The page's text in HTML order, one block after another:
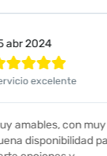
para